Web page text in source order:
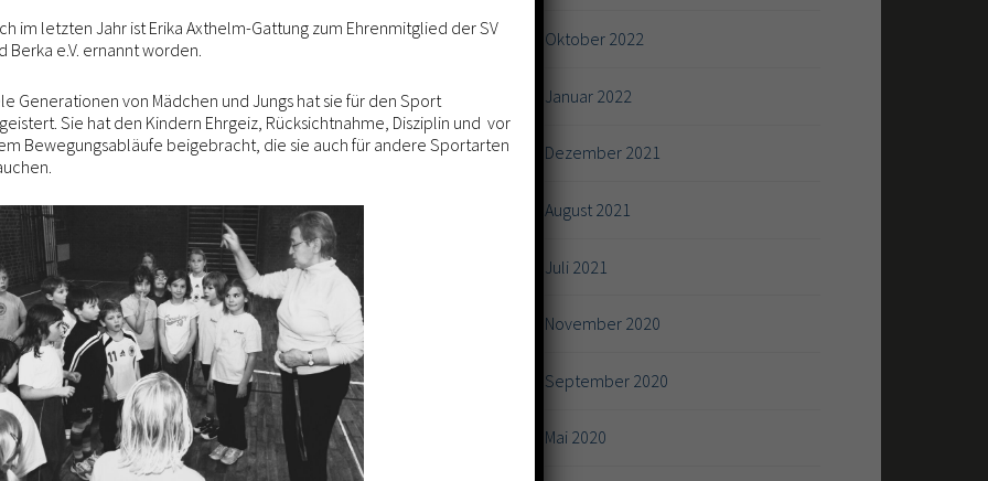
Oktober 2022
Januar 2022
Dezember 2021
August 2021
Juli 2021
November 2020
September 2020
Mai 2020
im letzten Jahr ist Erika Axthelm-Gattung zum Ehrenmitglied der SV
Berka e.V. ernannt worden.
Generationen von Mädchen und Jungs hat sie für den Sport
Sie hat den Kindern Ehrgeiz, Rücksichtnahme, Disziplin und vor
Bewegungsabläufe beigebracht, die sie auch für andere Sportarten